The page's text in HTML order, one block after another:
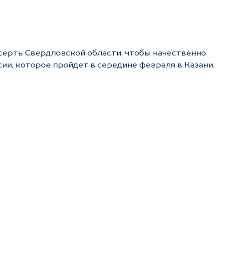
Свердловской области, чтобы качественно
которое пройдет в середине февраля в Казани.